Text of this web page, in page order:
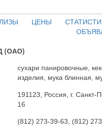
ЦЕНЫ
(ОАО)
сухари панировочные,
изделия, мука блинная,
191123, Россия, г. Санкт-
16
(812) 273-39-63, (812)